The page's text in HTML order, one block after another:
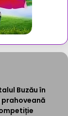
Buzău în
prahoveană